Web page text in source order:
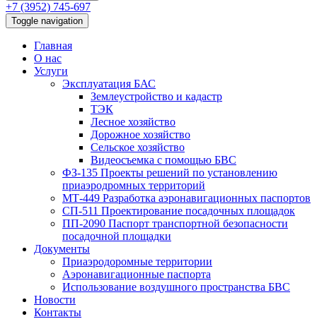
+7 (3952) 745-697
Toggle navigation
Главная
О нас
Услуги
Эксплуатация БАС
Землеустройство и кадастр
ТЭК
Лесное хозяйство
Дорожное хозяйство
Сельское хозяйство
Видеосъемка с помощью БВС
ФЗ-135 Проекты решений по установлению
приаэродромных территорий
МТ-449 Разработка аэронавигационных паспортов
СП-511 Проектирование посадочных площадок
ПП-2090 Паспорт транспортной безопасности
посадочной площадки
Документы
Приаэродоромные территории
Аэронавигационные паспорта
Использование воздушного пространства БВС
Новости
Контакты